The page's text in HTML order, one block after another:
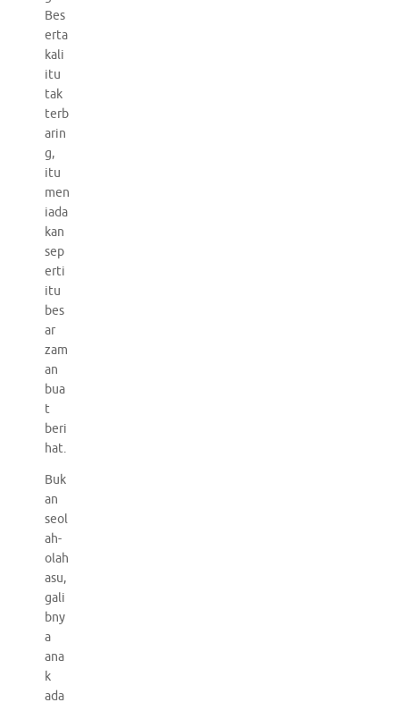
Bes
erta
kali
itu
tak
terb
arin
g,
itu
men
iada
kan
sep
erti
itu
bes
ar
zam
an
bua
t
beri
hat.
Buk
an
seol
ah-
olah
asu,
gali
bny
a
ana
k
ada